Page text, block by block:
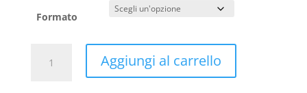
Formato
Carbone
Aggiungi al carrello